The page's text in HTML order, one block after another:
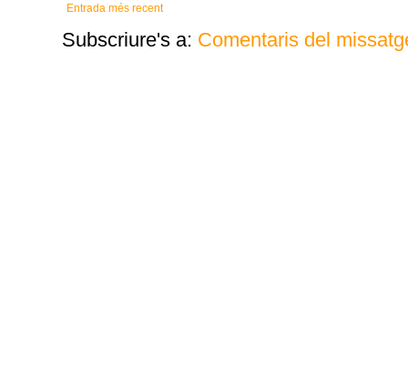
Entrada més recent
Subscriure's a: Comentaris del